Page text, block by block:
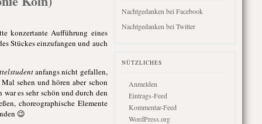
konzertante Aufführung eines
Stückes einzufangen und auch
anfangs nicht gefallen,
sehen und hören aber schon
es sehr schön und durch den
choreographische Elemente
😉
Nachtgedanken bei Facebook
Nachtgedanken bei Twitter
NÜTZLICHES
Anmelden
Eintrags-Feed
Kommentar-Feed
WordPress.org